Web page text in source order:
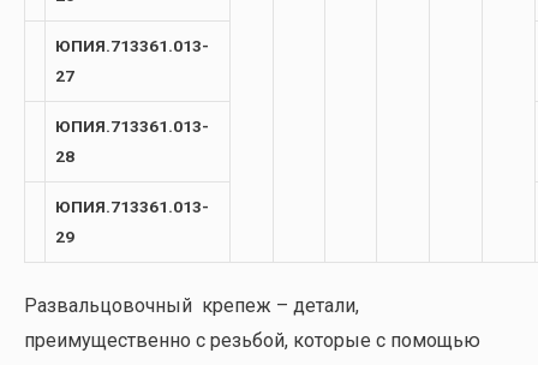
ЮПИЯ.713361.013-
27
ЮПИЯ.713361.013-
28
ЮПИЯ.713361.013-
29
Развальцовочный крепеж – детали,
преимущественно с резьбой, которые с помощью